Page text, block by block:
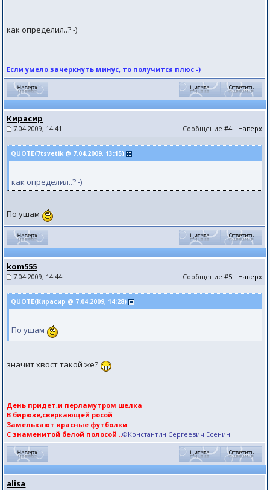
как определил..? -)
--------------------
Если умело зачеркнуть минус, то получится плюс -)
Кирасир
7.04.2009, 14:41 Сообщение#4| Наверх
QUOTE(7tsvetik @ 7.04.2009, 13:15)
как определил..? -)
По ушам
kom555
7.04.2009, 14:44 Сообщение#5 | Наверх
QUOTE(Кирасир @ 7.04.2009, 14:28)
По ушам
значит хвост такой же?
--------------------
День придет,и перламутром шелка
В бирюзе,сверкающей росой
Замелькают красные футболки
С знаменитой белой полосой ...©Константин Сергеевич Есенин
аlisа